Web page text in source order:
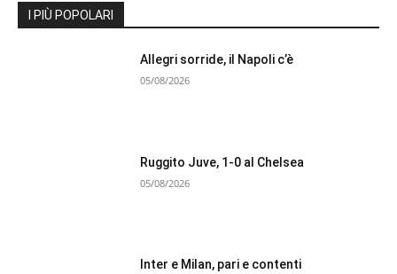
I PIÙ POPOLARI
Allegri sorride, il Napoli c’è
05/08/2026
Ruggito Juve, 1-0 al Chelsea
05/08/2026
Inter e Milan, pari e contenti